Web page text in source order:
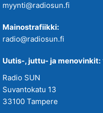
myynti@radiosun.fi
Mainostrafiikki:
radio@radiosun.fi
Uutis-, juttu- ja menovinkit:
Radio SUN
Suvantokatu 13
33100 Tampere